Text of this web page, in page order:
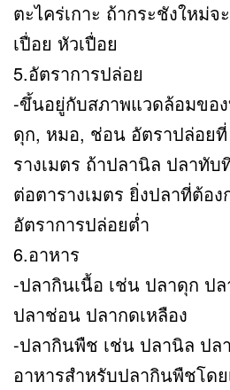
ตะไคร่เกาะ ถ้ากระชังใหม่
เปื่อย หัวเปื่อย
5.อัตราการปล่อย
-ขึ้นอยู่กับสภาพแวดล้อมขอ
ดุก, หมอ, ช่อน อัตราปล่อยที่
รางเมตร ถ้าปลานิล ปลาทั
ต่อตารางเมตร ยิ่งปลาที่ต้อ
อัตราการปล่อยต่ำ
6.อาหาร
-ปลากินเนื้อ เช่น ปลาดุก ป
ปลาช่อน ปลากดเหลือง
-ปลากินพืช เช่น ปลานิล ปล
อาหารสำหรับปลากินพืชโด